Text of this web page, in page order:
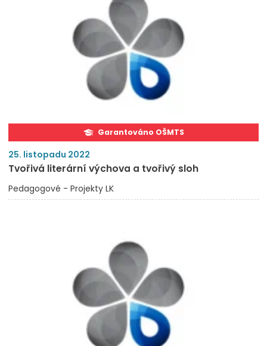
Garantováno OŠMTS
25. listopadu 2022
Tvořivá literární výchova a tvořivý sloh
Pedagogové - Projekty LK